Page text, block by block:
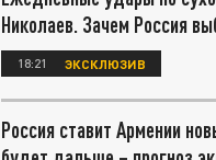
Николаев. Зачем Россия
18:21 ЭКСКЛЮЗИВ
Россия ставит Армении